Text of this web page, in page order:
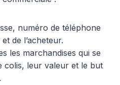
numéro de téléphone
de l’acheteur.
les marchandises qui se
colis, leur valeur et le but